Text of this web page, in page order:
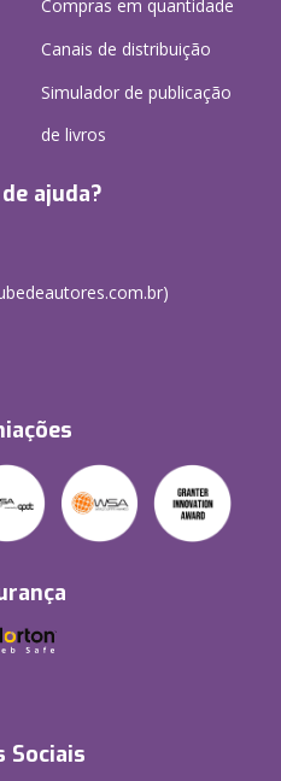
Compras em quantidade
Canais de distribuição
Simulador de publicação
de livros
ajuda?
Sociais